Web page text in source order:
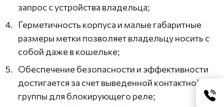
запрос с устройства владельца;
Герметичность корпуса и малые габаритные
размеры метки позволяет владельцу носить с
собой даже в кошельке;
Обеспечение безопасности и эффективности
достигается за счет выведенной контактной
группы для блокирующего реле;